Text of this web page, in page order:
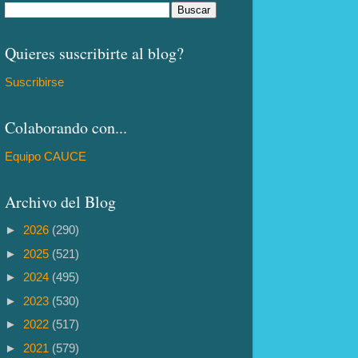
Quieres suscribirte al blog?
Suscribirse
Colaborando con...
Equipo CAUCE
Archivo del Blog
► 2026 (290)
► 2025 (521)
► 2024 (495)
► 2023 (530)
► 2022 (517)
► 2021 (579)